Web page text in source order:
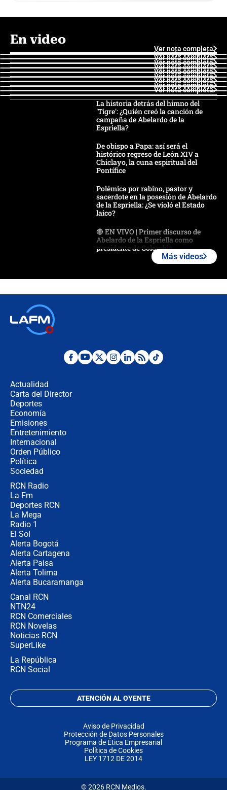
En video
Ver nota completa
Ver nota completa
Ver nota completa
Ver nota completa
Ver nota completa
Ver nota completa
Ver nota completa
Ver nota completa
Ver nota completa
Ver nota completa
La historia detrás del himno del
'Tigre': ¿Quién creó la canción de
campaña de Abelardo de la
Espriella?
De obispo a Papa: así será el
histórico regreso de León XIV a
Chiclayo, la cuna espiritual del
Pontífice
Polémica por rabino, pastor y
sacerdote en la posesión de Abelardo
de la Espriella: ¿Se violó el Estado
laico?
🔴 EN VIVO | Primer discurso de
Abelardo de la Espriella como
presidente de Colombia
Espriella en Cali inicia la
Desde dermatitis hasta infecciones:
Más videos
Actualidad
Carta del Director
Deportes
Economía
Emisiones
Entretenimiento
Internacional
Orden Público
Política
Sociedad
RCN Radio
La Fm
Deportes RCN
La Mega
Radio 1
El Sol
Alerta Bogotá
Alerta Cartagena
Alerta Paisa
Alerta Tolima
Alerta Bucaramanga
Canal RCN
NTN24
RCN Comerciales
RCN Novelas
Noticias RCN
SuperLike
La República
RCN Social
ATENCIÓN AL OYENTE
Aviso de Privacidad
Protección de Datos Personales
Programa de Ética Empresarial
Política de Cookies
LEY 1712 DE 2014
© 2026 RCN Medios.